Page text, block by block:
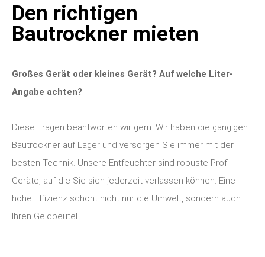
Den richtigen
Bautrockner mieten
Großes Gerät oder kleines Gerät? Auf welche Liter-
Angabe achten?
Diese Fragen beantworten wir gern. Wir haben die gängigen
Bautrockner auf Lager und versorgen Sie immer mit der
besten Technik. Unsere Entfeuchter sind robuste Profi-
Geräte, auf die Sie sich jederzeit verlassen können. Eine
hohe Effizienz schont nicht nur die Umwelt, sondern auch
Ihren Geldbeutel.